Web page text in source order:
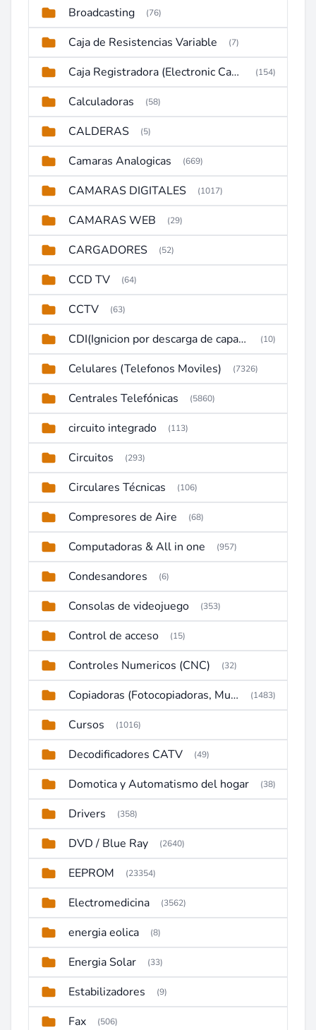
Broadcasting (76)
Caja de Resistencias Variable (7)
Caja Registradora (Electronic Cash Register) (154)
Calculadoras (58)
CALDERAS (5)
Camaras Analogicas (669)
CAMARAS DIGITALES (1017)
CAMARAS WEB (29)
CARGADORES (52)
CCD TV (64)
CCTV (63)
CDI(Ignicion por descarga de capacitor) (10)
Celulares (Telefonos Moviles) (7326)
Centrales Telefónicas (5860)
circuito integrado (113)
Circuitos (293)
Circulares Técnicas (106)
Compresores de Aire (68)
Computadoras & All in one (957)
Condesandores (6)
Consolas de videojuego (353)
Control de acceso (15)
Controles Numericos (CNC) (32)
Copiadoras (Fotocopiadoras, Multifunctions, Ploter, etc) (1483)
Cursos (1016)
Decodificadores CATV (49)
Domotica y Automatismo del hogar (38)
Drivers (358)
DVD / Blue Ray (2640)
EEPROM (23354)
Electromedicina (3562)
energia eolica (8)
Energia Solar (33)
Estabilizadores (9)
Fax (506)